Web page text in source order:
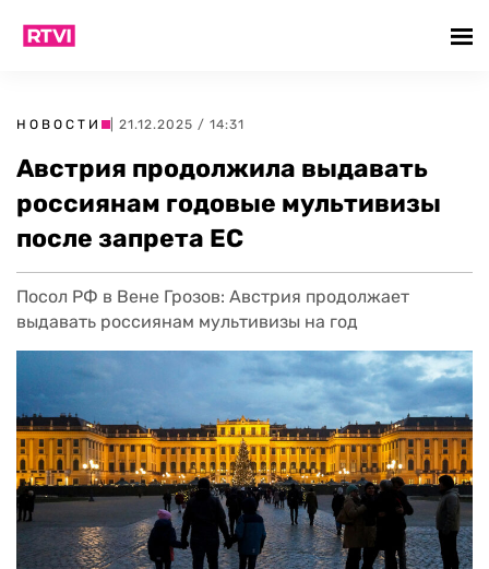
НОВОСТИ | 21.12.2025 / 14:31
Австрия продолжила выдавать
россиянам годовые мультивизы
после запрета ЕС
Посол РФ в Вене Грозов: Австрия продолжает
выдавать россиянам мультивизы на год